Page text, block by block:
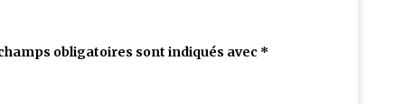
obligatoires sont indiqués avec *